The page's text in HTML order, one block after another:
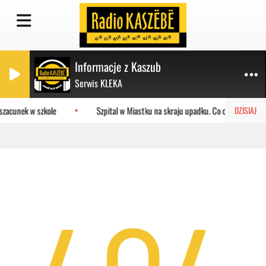
Informacje z Kaszub
Serwis KLEKA
DZISIAJ
w szkole Szpital w Miastku na skraju upadku. Co czeka